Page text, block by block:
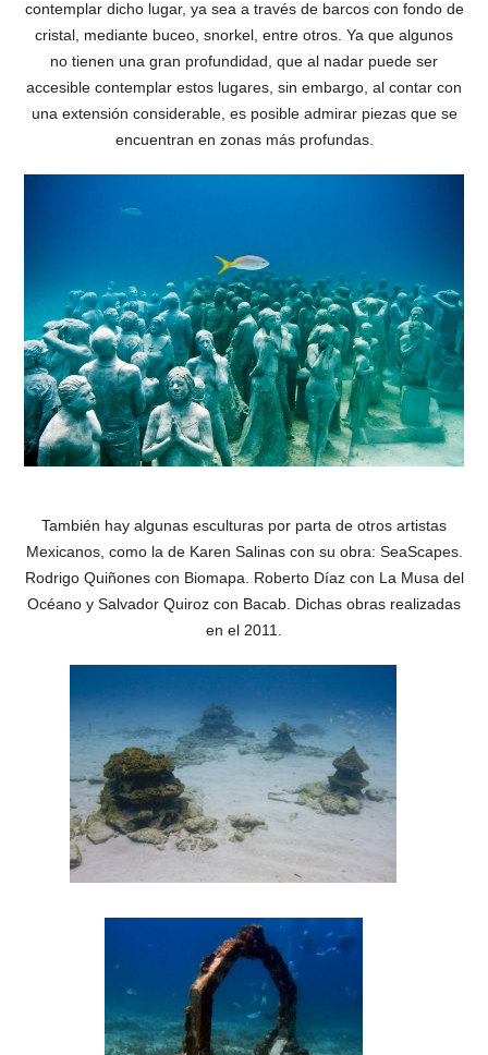
contemplar dicho lugar, ya sea a través de barcos con fondo de
cristal, mediante buceo, snorkel, entre otros. Ya que algunos
no tienen una gran profundidad, que al nadar puede ser
accesible contemplar estos lugares, sin embargo, al contar con
una extensión considerable, es posible admirar piezas que se
encuentran en zonas más profundas.
También hay algunas esculturas por parta de otros artistas
Mexicanos, como la de Karen Salinas con su obra: SeaScapes.
Rodrigo Quiñones con Biomapa. Roberto Díaz con La Musa del
Océano y Salvador Quiroz con Bacab. Dichas obras realizadas
en el 2011.